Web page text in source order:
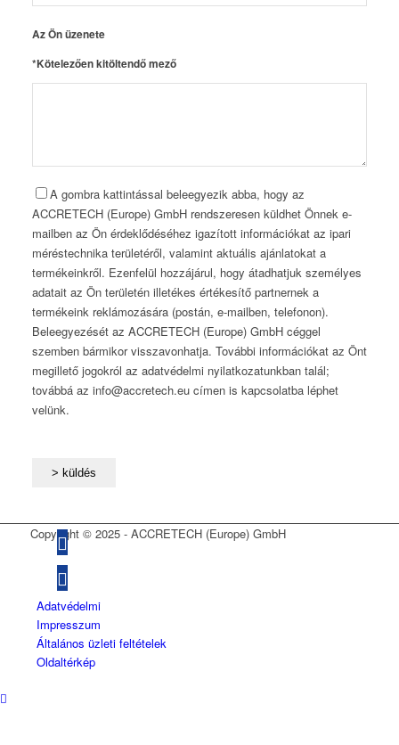
Az Ön üzenete
*Kötelezően kitöltendő mező
A gombra kattintással beleegyezik abba, hogy az
ACCRETECH (Europe) GmbH rendszeresen küldhet Önnek e-
mailben az Ön érdeklődéséhez igazított információkat az ipari
méréstechnika területéről, valamint aktuális ajánlatokat a
termékeinkről. Ezenfelül hozzájárul, hogy átadhatjuk személyes
adatait az Ön területén illetékes értékesítő partnernek a
termékeink reklámozására (postán, e-mailben, telefonon).
Beleegyezését az ACCRETECH (Europe) GmbH céggel
szemben bármikor visszavonhatja. További információkat az Önt
megillető jogokról az adatvédelmi nyilatkozatunkban talál;
továbbá az info@accretech.eu címen is kapcsolatba léphet
velünk.
Copyright © 2025 - ACCRETECH (Europe) GmbH
Adatvédelmi
Impresszum
Általános üzleti feltételek
Oldaltérkép